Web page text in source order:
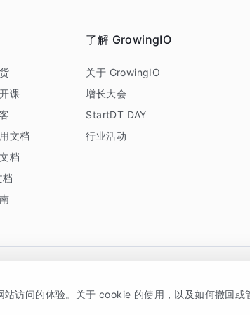
课
文档
档
档
了解 GrowingIO
关于 GrowingIO
增长大会
StartDT DAY
行业活动
访问的体验。关于 cookie 的使用，以及如何撤回或